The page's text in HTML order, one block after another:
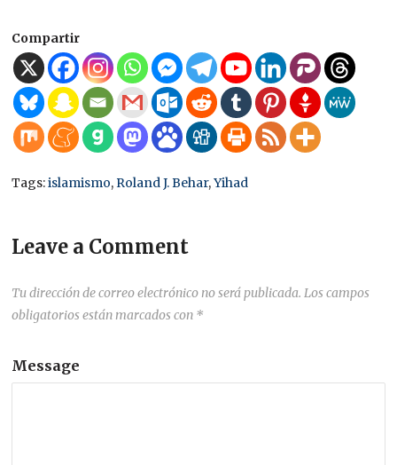
Compartir
Tags:islamismo,Roland J. Behar,Yihad
Leave a Comment
Tu dirección de correo electrónico no será publicada. Los campos
obligatorios están marcados con *
Message